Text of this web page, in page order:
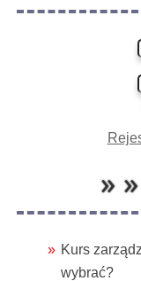
»
Kurs
wybrać?